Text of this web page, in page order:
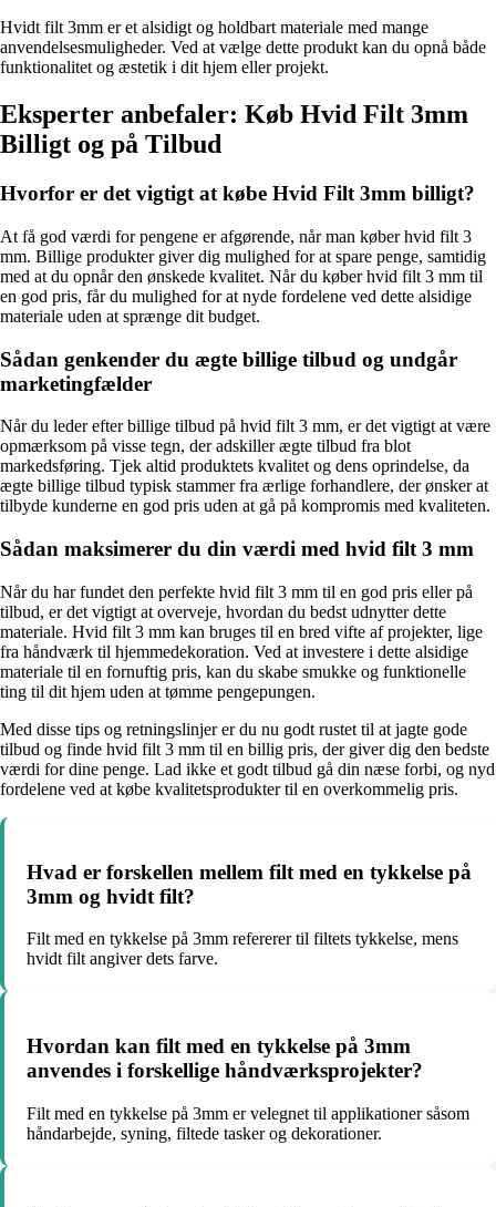
Hvidt filt 3mm er et alsidigt og holdbart materiale med mange
anvendelsesmuligheder. Ved at vælge dette produkt kan du opnå både
funktionalitet og æstetik i dit hjem eller projekt.
Eksperter anbefaler: Køb Hvid Filt 3mm
Billigt og på Tilbud
Hvorfor er det vigtigt at købe Hvid Filt 3mm billigt?
At få god værdi for pengene er afgørende, når man køber hvid filt 3
mm. Billige produkter giver dig mulighed for at spare penge, samtidig
med at du opnår den ønskede kvalitet. Når du køber hvid filt 3 mm til
en god pris, får du mulighed for at nyde fordelene ved dette alsidige
materiale uden at sprænge dit budget.
Sådan genkender du ægte billige tilbud og undgår
marketingfælder
Når du leder efter billige tilbud på hvid filt 3 mm, er det vigtigt at være
opmærksom på visse tegn, der adskiller ægte tilbud fra blot
markedsføring. Tjek altid produktets kvalitet og dens oprindelse, da
ægte billige tilbud typisk stammer fra ærlige forhandlere, der ønsker at
tilbyde kunderne en god pris uden at gå på kompromis med kvaliteten.
Sådan maksimerer du din værdi med hvid filt 3 mm
Når du har fundet den perfekte hvid filt 3 mm til en god pris eller på
tilbud, er det vigtigt at overveje, hvordan du bedst udnytter dette
materiale. Hvid filt 3 mm kan bruges til en bred vifte af projekter, lige
fra håndværk til hjemmedekoration. Ved at investere i dette alsidige
materiale til en fornuftig pris, kan du skabe smukke og funktionelle
ting til dit hjem uden at tømme pengepungen.
Med disse tips og retningslinjer er du nu godt rustet til at jagte gode
tilbud og finde hvid filt 3 mm til en billig pris, der giver dig den bedste
værdi for dine penge. Lad ikke et godt tilbud gå din næse forbi, og nyd
fordelene ved at købe kvalitetsprodukter til en overkommelig pris.
Hvad er forskellen mellem filt med en tykkelse på
3mm og hvidt filt?
Filt med en tykkelse på 3mm refererer til filtets tykkelse, mens
hvidt filt angiver dets farve.
Hvordan kan filt med en tykkelse på 3mm
anvendes i forskellige håndværksprojekter?
Filt med en tykkelse på 3mm er velegnet til applikationer såsom
håndarbejde, syning, filtede tasker og dekorationer.